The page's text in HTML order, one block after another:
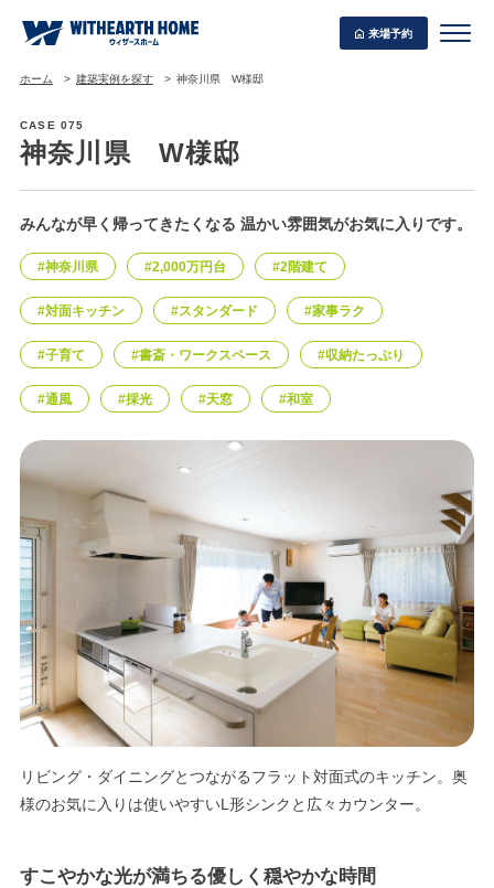
来場予約
WITHEARTH HOME の BEST PLAN
エリア限定商品
ホーム 建築実例を探す 神奈川県 W様邸
CASE 075
神奈川県 W様邸
みんなが早く帰ってきたくなる 温かい雰囲気がお気に入りです。
#神奈川県 #2,000万円台 #2階建て
#対面キッチン #スタンダード #家事ラク
#子育て #書斎・ワークスペース #収納たっぷり
#通風 #採光 #天窓 #和室
リビング・ダイニングとつながるフラット対面式のキッチン。奥
様のお気に入りは使いやすいL形シンクと広々カウンター。
すこやかな光が満ちる優しく穏やかな時間